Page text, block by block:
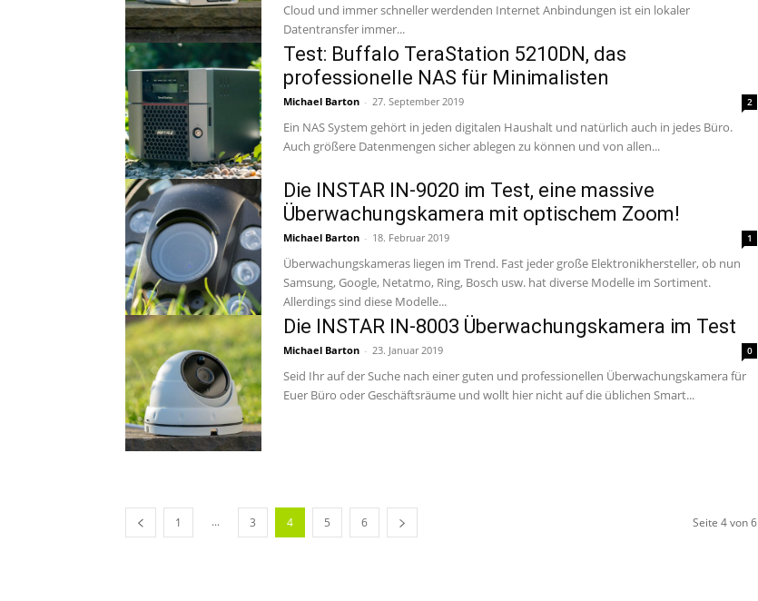
Cloud und immer schneller werdenden Internet Anbindungen ist ein lokaler
Datentransfer immer...
Test: Buffalo TeraStation 5210DN, das
professionelle NAS für Minimalisten
Michael Barton - 27. September 2019 2
Ein NAS System gehört in jeden digitalen Haushalt und natürlich auch in jedes Büro.
Auch größere Datenmengen sicher ablegen zu können und von allen...
Die INSTAR IN-9020 im Test, eine massive
Überwachungskamera mit optischem Zoom!
Michael Barton - 18. Februar 2019 1
Überwachungskameras liegen im Trend. Fast jeder große Elektronikhersteller, ob nun
Samsung, Google, Netatmo, Ring, Bosch usw. hat diverse Modelle im Sortiment.
Allerdings sind diese Modelle...
Die INSTAR IN-8003 Überwachungskamera im Test
Michael Barton - 23. Januar 2019 0
Seid Ihr auf der Suche nach einer guten und professionellen Überwachungskamera für
Euer Büro oder Geschäftsräume und wollt hier nicht auf die üblichen Smart...
1 ... 3 4 5 6 Seite 4 von 6